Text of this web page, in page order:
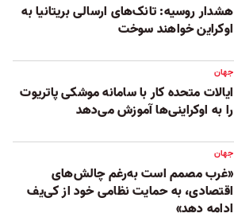
هشدار روسیه: تانک‌های ارسالی بریتانیا به
اوکراین خواهند سوخت
جهان
ایالات متحده کار با سامانه موشکی پاتریوت
را به اوکراینی‌ها آموزش می‌دهد
جهان
«غرب مصمم است به‌رغم چالش‌های
اقتصادی، به حمایت نظامی‌ خود از کی‌یف
ادامه دهد»